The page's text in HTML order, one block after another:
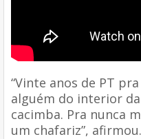
“Vinte anos de PT
alguém do interior
cacimba. Pra nunca
um chafariz”, afirmou.